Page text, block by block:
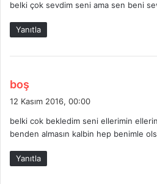
i
k
i
belki çok sevdim seni ama sen beni
Yanıtla
boş
i
k
i
:
12 Kasım 2016, 00:00
belki cok bekledim seni ellerimin
benden almasın kalbin hep benimle
Yanıtla